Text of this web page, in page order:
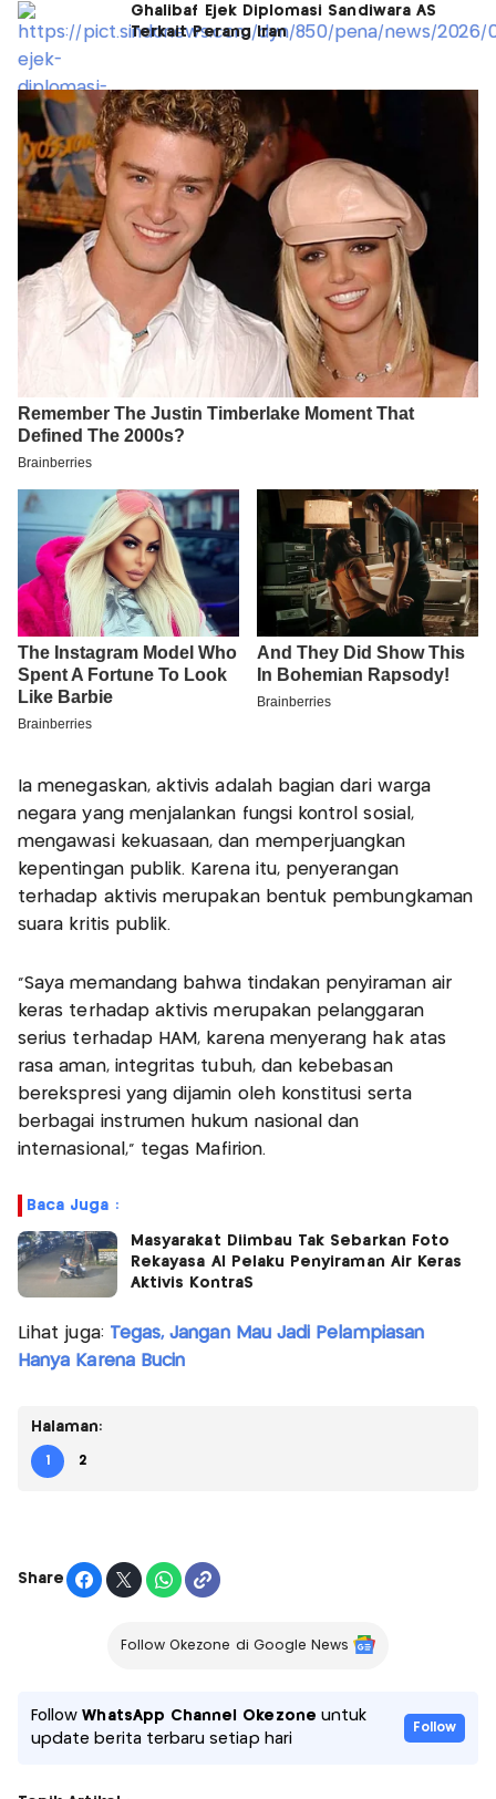
Ghalibaf Ejek Diplomasi Sandiwara AS
Terkait Perang Iran
Ia menegaskan, aktivis adalah bagian dari warga
negara yang menjalankan fungsi kontrol sosial,
mengawasi kekuasaan, dan memperjuangkan
kepentingan publik. Karena itu, penyerangan
terhadap aktivis merupakan bentuk pembungkaman
suara kritis publik.
“Saya memandang bahwa tindakan penyiraman air
keras terhadap aktivis merupakan pelanggaran
serius terhadap HAM, karena menyerang hak atas
rasa aman, integritas tubuh, dan kebebasan
berekspresi yang dijamin oleh konstitusi serta
berbagai instrumen hukum nasional dan
internasional,” tegas Mafirion.
Baca Juga :
Masyarakat Diimbau Tak Sebarkan Foto
Rekayasa AI Pelaku Penyiraman Air Keras
Aktivis KontraS
Lihat juga: Tegas, Jangan Mau Jadi Pelampiasan
Hanya Karena Bucin
Halaman:
1 2
Share
Follow Okezone di Google News
FollowWhatsApp Channel Okezone untuk
update berita terbaru setiap hari
Follow